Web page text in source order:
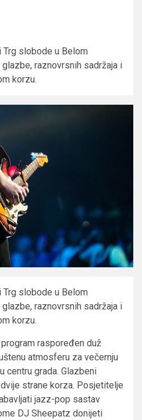
slobode u Belom
raznovrsnih sadržaja i
korzu.
slobode u Belom
raznovrsnih sadržaja i
korzu.
raspoređen duž
atmosferu za večernju
centru grada. Glazbeni
strane korza. Posjetitelje
jazz-pop sastav
DJ Sheepatz donijeti